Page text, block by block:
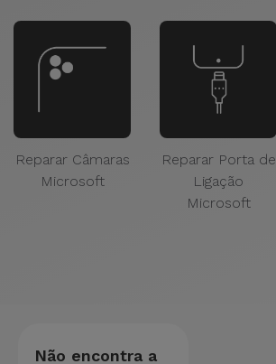
Reparar Câmaras
Microsoft
Reparar Porta de
Ligação
Microsoft
Não encontra a